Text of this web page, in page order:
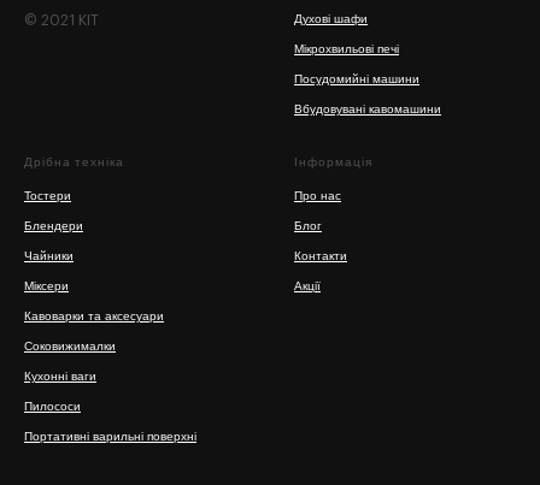
© 2021 KIT Духові шафи
Мікрохвильові печі
Посудомийні машини
Вбудовувані кавомашини
Дрібна техніка
Тостери
Блендери
Чайники
Міксери
Кавоварки та аксесуари
Соковижималки
Кухонні ваги
Пилососи
Портативні варильні поверхні
Інформація
Про нас
Блог
Контакти
Акції